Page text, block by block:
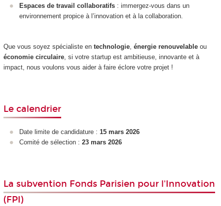
Espaces de travail collaboratifs : immergez-vous dans un
environnement propice à l’innovation et à la collaboration.
Que vous soyez spécialiste en technologie, énergie renouvelableou
économie circulaire, si votre startup est ambitieuse, innovante et à
impact, nous voulons vous aider à faire éclore votre projet !
Le calendrier
Date limite de candidature : 15 mars 2026
Comité de sélection : 23 mars 2026
La subvention Fonds Parisien pour l'Innovation
(FPI)